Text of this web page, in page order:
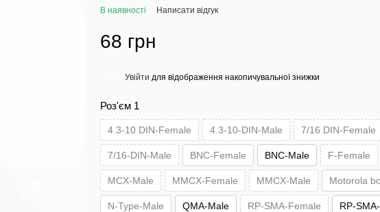
В наявності Написати відгук
68 грн
Увійти для відображення накопичувальної знижки
Роз'єм 1
4.3-10 DIN-Female 4.3-10-DIN-Male 7/16 DIN-Female
7/16-DIN-Male BNC-Female BNC-Male F-Female
MCX-Male MMCX-Female MMCX-Male Motorola
N-Type-Male QMA-Male RP-SMA-Female RP-